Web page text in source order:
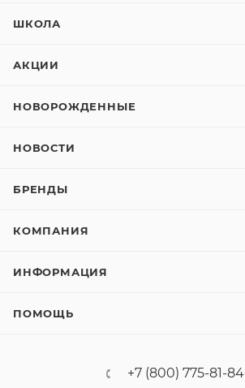
ШКОЛА
АКЦИИ
НОВОРОЖДЕННЫЕ
НОВОСТИ
БРЕНДЫ
КОМПАНИЯ
ИНФОРМАЦИЯ
ПОМОЩЬ
+7 (800) 775-81-84